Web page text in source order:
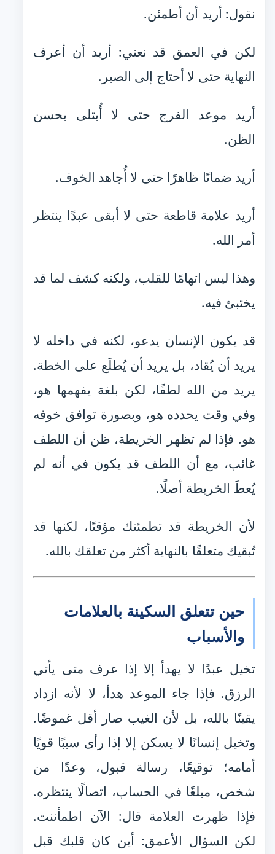
نقول: أريد أن أطمئن.
لكن في العمق قد نعني: أريد أن أعرف
النهاية حتى لا أحتاج إلى الصبر.
أريد موعد الفرج حتى لا أُبتلى بحسن
الظن.
أريد ضمانًا ظاهرًا حتى لا أُجاهد الخوف.
أريد علامة قاطعة حتى لا أبقى عبدًا ينتظر
أمر الله.
وهذا ليس اتهامًا للقلب، ولكنه كشف لما قد
يختبئ فيه.
قد يكون الإنسان يدعو، لكنه في داخله لا
يريد أن يُقاد، بل يريد أن يُطلَع على الخطة.
يريد من الله لطفًا، لكن بلغة يفهمها هو،
وفي وقت يحدده هو، وبصورة توافق خوفه
هو. فإذا لم تظهر الخريطة، ظن أن اللطف
غائب، مع أن اللطف قد يكون في أنه لم
يُعطَ الخريطة أصلًا.
لأن الخريطة قد تطمئنك مؤقتًا، لكنها قد
تُبقيك متعلقًا بالنهاية أكثر من تعلقك بالله.
حين تتعلق السكينة بالعلامات
والأسباب
تخيل عبدًا لا يهدأ إلا إذا عرف متى يأتي
الرزق. فإذا جاء الموعد هدأ، لا لأنه ازداد
يقينًا بالله، بل لأن الغيب صار أقل غموضًا.
وتخيل إنسانًا لا يسكن إلا إذا رأى سببًا قويًا
أمامه؛ توقيعًا، رسالة قبول، وعدًا من
شخص، مبلغًا في الحساب، اتصالًا ينتظره.
فإذا ظهرت العلامة قال: الآن اطمأننت.
لكن السؤال الأعمق: أين كان قلبك قبل